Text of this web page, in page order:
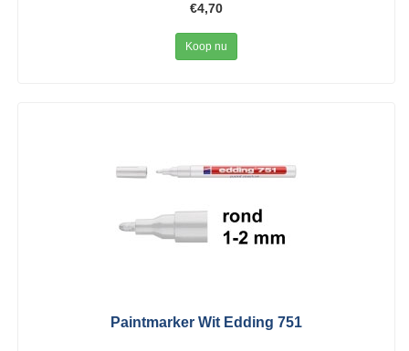
€4,70
Koop nu
Paintmarker Wit Edding 751